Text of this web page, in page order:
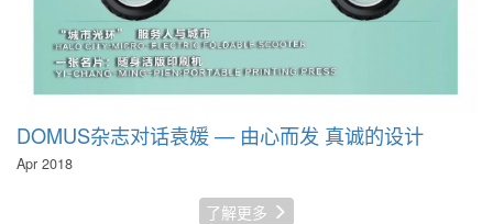
DOMUS杂志对话袁媛 — 由心而发 真诚的设计
Apr 2018
了解更多